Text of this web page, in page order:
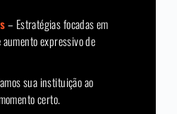
– Estratégias focadas em
expressivo de
sua instituição ao
certo.